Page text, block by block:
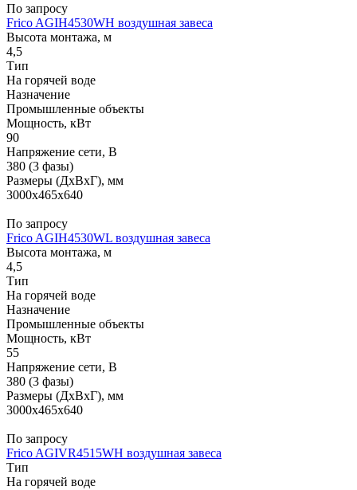
По запросу
Frico AGIH4530WH воздушная завеса
Высота монтажа, м
4,5
Тип
На горячей воде
Назначение
Промышленные объекты
Мощность, кВт
90
Напряжение сети, В
380 (3 фазы)
Размеры (ДхВхГ), мм
3000x465x640
По запросу
Frico AGIH4530WL воздушная завеса
Высота монтажа, м
4,5
Тип
На горячей воде
Назначение
Промышленные объекты
Мощность, кВт
55
Напряжение сети, В
380 (3 фазы)
Размеры (ДхВхГ), мм
3000x465x640
По запросу
Frico AGIVR4515WH воздушная завеса
Тип
На горячей воде